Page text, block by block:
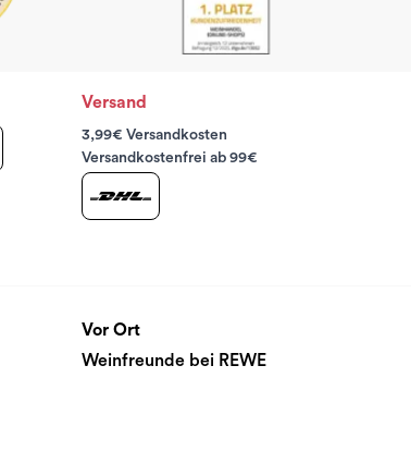
Versand
3,99€ Versandkosten
Versandkostenfrei ab 99€
Vor Ort
Weinfreunde bei REWE